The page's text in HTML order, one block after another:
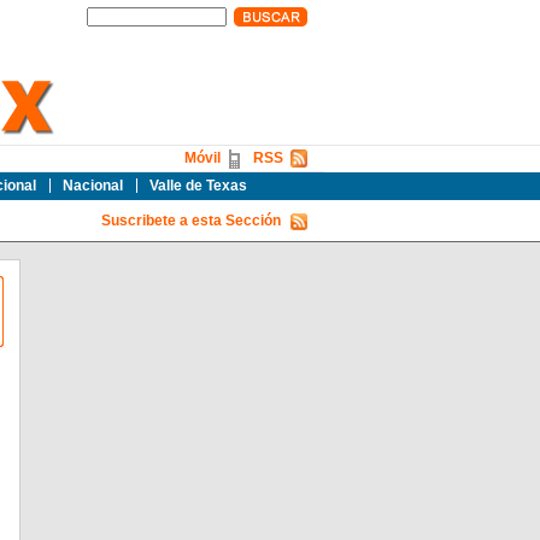
Nacional Valle de Texas
RSS
Móvil
Suscribete a esta Sección